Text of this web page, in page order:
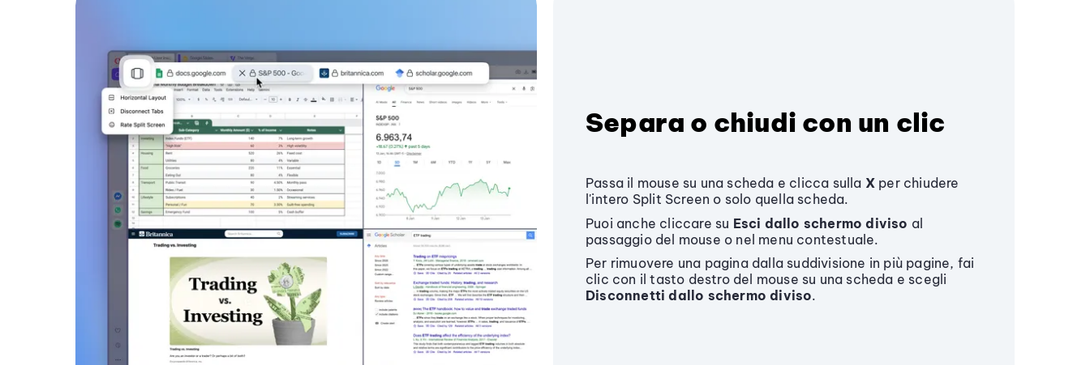
Separa o chiudi con un clic
Passa il mouse su una scheda e clicca sulla X per chiudere
l'intero Split Screen o solo quella scheda.
Puoi anche cliccare su Esci dallo schermo diviso al
passaggio del mouse o nel menu contestuale.
Per rimuovere una pagina dalla suddivisione in più pagine, fai
clic con il tasto destro del mouse su una scheda e scegli
Disconnetti dallo schermo diviso.